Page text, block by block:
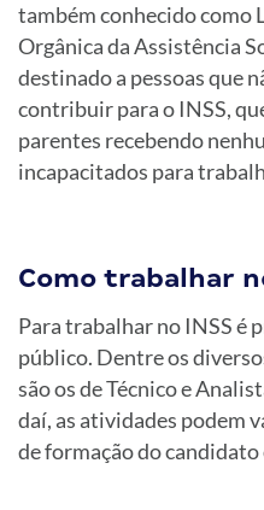
também conhecido como
Orgânica da Assistência
destinado a pessoas que
contribuir para o INSS,
parentes recebendo
incapacitados para
Como trabalhar
Para trabalhar no INSS é
público. Dentre os
são os de Técnico e
daí, as atividades podem
de formação do candidato